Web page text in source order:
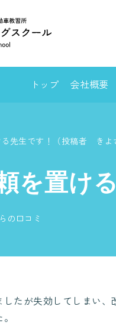
トップ 会社概要
先生です！（投稿者 きよ
を置け
の口コミ
たが失効してしまい